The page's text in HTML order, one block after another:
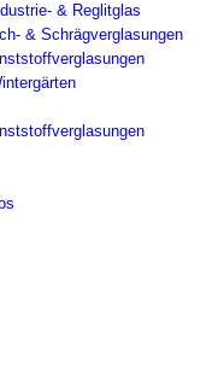
& Reglitglas
& Schrägverglasungen